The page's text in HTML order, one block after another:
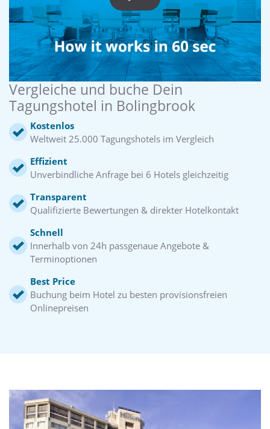
Vergleiche und buche Dein
Tagungshotel in Bolingbrook
Kostenlos
Weltweit 25.000 Tagungshotels im Vergleich
Effizient
Unverbindliche Anfrage bei 6 Hotels gleichzeitig
Transparent
Qualifizierte Bewertungen & direkter Hotelkontakt
Schnell
Innerhalb von 24h passgenaue Angebote &
Terminoptionen
Best Price
Buchung beim Hotel zu besten provisionsfreien
Onlinepreisen